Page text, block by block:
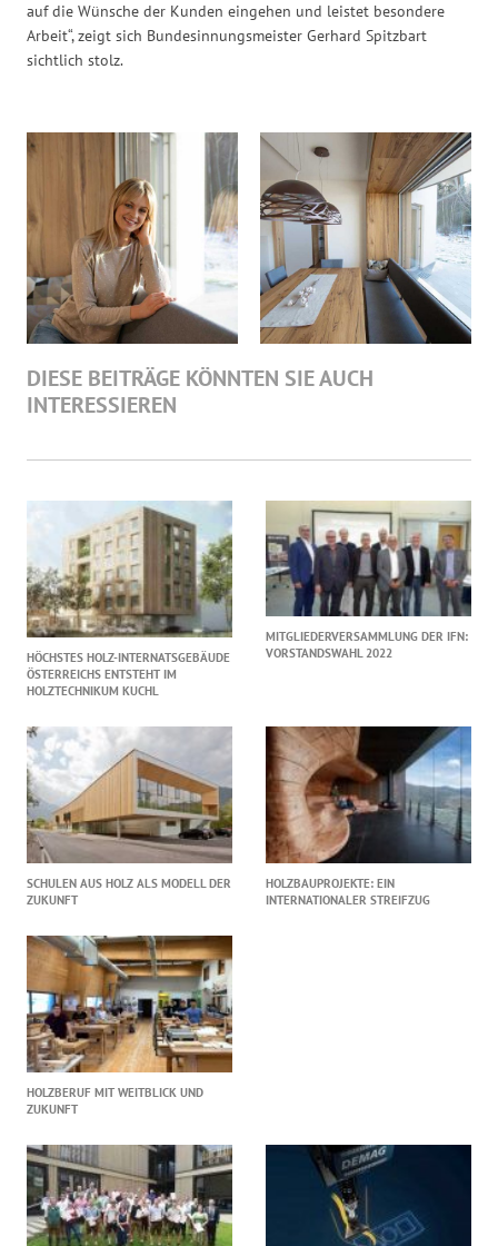
auf die Wünsche der Kunden eingehen und leistet besondere
Arbeit“, zeigt sich Bundesinnungsmeister Gerhard Spitzbart
sichtlich stolz.
DIESE BEITRÄGE KÖNNTEN SIE AUCH
INTERESSIEREN
HÖCHSTES HOLZ-INTERNATSGEBÄUDE
ÖSTERREICHS ENTSTEHT IM
HOLZTECHNIKUM KUCHL
MITGLIEDERVERSAMMLUNG DER IFN:
VORSTANDSWAHL 2022
SCHULEN AUS HOLZ ALS MODELL DER
ZUKUNFT
HOLZBAUPROJEKTE: EIN
INTERNATIONALER STREIFZUG
HOLZBERUF MIT WEITBLICK UND
ZUKUNFT